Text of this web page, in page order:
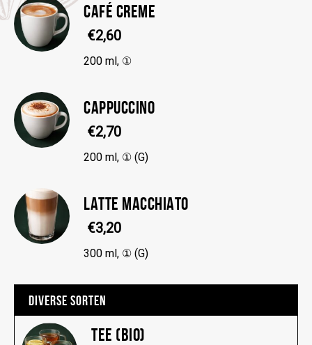
CAFÉ CREME
€2,60
200 ml, ①
CAPPUCCINO
€2,70
200 ml, ① (G)
LATTE MACCHIATO
€3,20
300 ml, ① (G)
DIVERSE SORTEN
TEE (BIO)